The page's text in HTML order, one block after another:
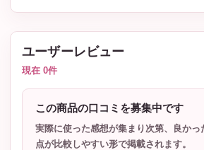
ユーザーレビュー
現在 0件
この商品の口コミを募集中です
実際に使った感想が集まり次第、良かっ
点が比較しやすい形で掲載されます。